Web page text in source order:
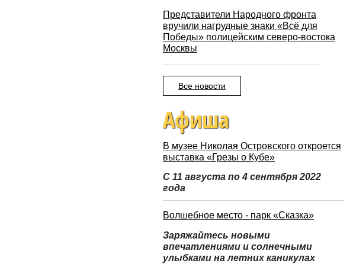
Представители Народного фронта
вручили нагрудные знаки «Всё для
Победы» полицейским северо-востока
Москвы
Все новости
Афиша
В музее Николая Островского откроется
выставка «Грезы о Кубе»
С 11 августа по 4 сентября 2022
года
Волшебное место - парк «Сказка»
Заряжайтесь новыми
впечатлениями и солнечными
улыбками на летних каникулах